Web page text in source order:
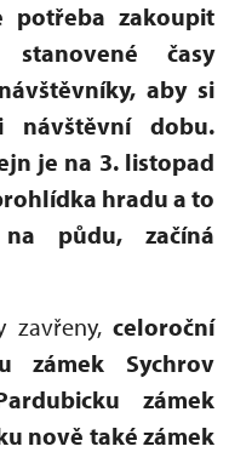
potřeba zakoupit
časy
aby si
dobu.
je na 3. listopad
hradu a to
půdu, začíná
zavřeny, celoroční
zámek Sychrov
zámek
nově také zámek